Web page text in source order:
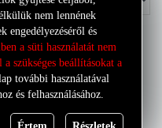
a most megadott
tájékoztatójának
nem lennének
engedélyezéséről és
a süti használatát nem
szükséges beállításokat a
további használatával
és felhasználásához.